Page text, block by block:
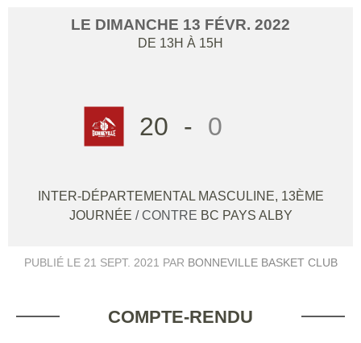
LE DIMANCHE 13 FÉVR. 2022
DE 13H À 15H
20 - 0
INTER-DÉPARTEMENTAL MASCULINE, 13ÈME
JOURNÉE / CONTRE BC PAYS ALBY
PUBLIÉ LE 21 SEPT. 2021 PAR BONNEVILLE BASKET CLUB
COMPTE-RENDU